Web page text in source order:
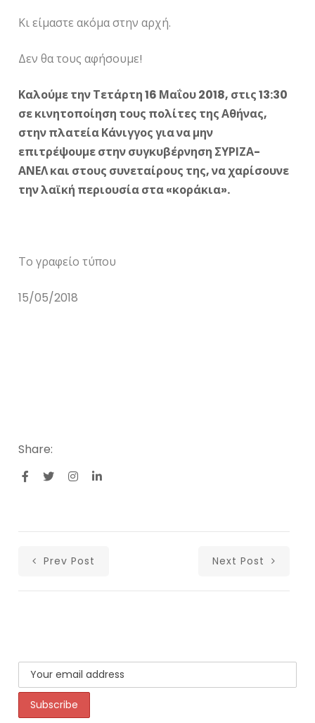
Κι είμαστε ακόμα στην αρχή.
Δεν θα τους αφήσουμε!
Καλούμε την Τετάρτη 16 Μαΐου 2018, στις 13:30
σε κινητοποίηση τους πολίτες της Αθήνας,
στην πλατεία Κάνιγγος για να μην
επιτρέψουμε στην συγκυβέρνηση ΣΥΡΙΖΑ-
ΑΝΕΛ και στους συνεταίρους της, να χαρίσουνε
την λαϊκή περιουσία στα «κοράκια».
Το γραφείο τύπου
15/05/2018
Share:
Prev Post Next Post